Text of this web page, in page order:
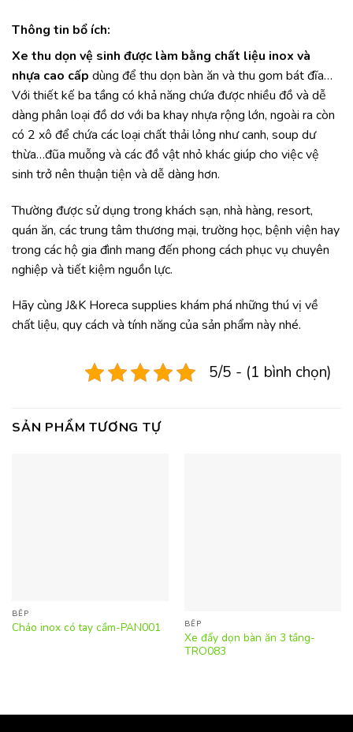
Thông tin bổ ích:
Xe thu dọn vệ sinh được làm bằng chất liệu inox và
nhựa cao cấp dùng để thu dọn bàn ăn và thu gom bát đĩa…
Với thiết kế ba tầng có khả năng chứa được nhiều đồ và dễ
dàng phân loại đồ dơ với ba khay nhựa rộng lớn, ngoài ra còn
có 2 xô để chứa các loại chất thải lỏng như canh, soup dư
thừa…đũa muỗng và các đồ vật nhỏ khác giúp cho việc vệ
sinh trở nên thuận tiện và dễ dàng hơn.
Thường được sử dụng trong khách sạn, nhà hàng, resort,
quán ăn, các trung tâm thương mại, trường học, bệnh viện hay
trong các hộ gia đình mang đến phong cách phục vụ chuyên
nghiệp và tiết kiệm nguồn lực.
Hãy cùng J&K Horeca supplies khám phá những thú vị về
chất liệu, quy cách và tính năng của sản phẩm này nhé.
5/5 - (1 bình chọn)
SẢN PHẨM TƯƠNG TỰ
BẾP
Chảo inox có tay cầm-PAN001 BẾP
Xe đẩy dọn bàn ăn 3 tầng-
TRO083